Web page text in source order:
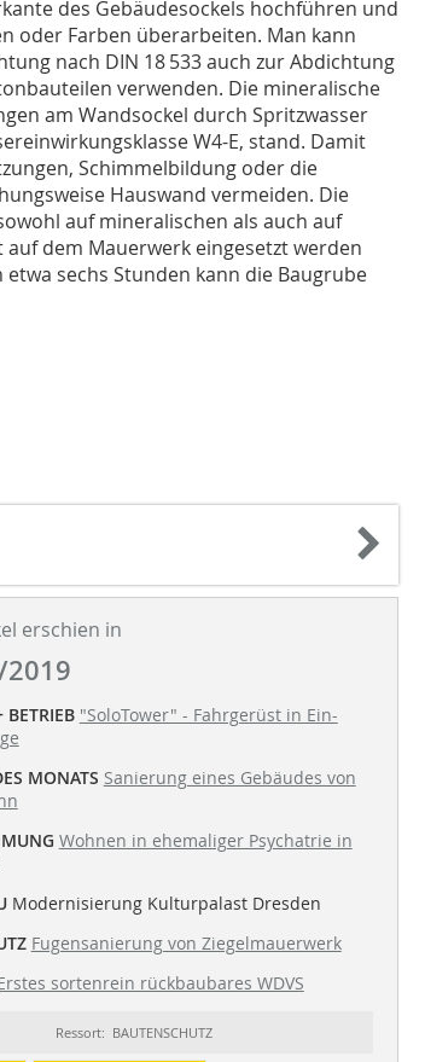
des Gebäudesockels hochführen und
oder Farben überarbeiten. Man kann
nach DIN 18 533 auch zur Abdichtung
verwenden. Die mineralische
am Wandsockel durch Spritzwasser
W4-E, stand. Damit
Schimmelbildung oder die
Hauswand vermeiden. Die
auf mineralischen als auch auf
dem Mauerwerk eingesetzt werden
sechs Stunden kann die Baugrube
erschien in
2019
BETRIEB "SoloTower" - Fahrgerüst in Ein-
MONATS Sanierung eines Gebäudes von
Wohnen in ehemaliger Psychatrie in
Modernisierung Kulturpalast Dresden
Fugensanierung von Ziegelmauerwerk
sortenrein rückbaubares WDVS
Ressort: BAUTENSCHUTZ